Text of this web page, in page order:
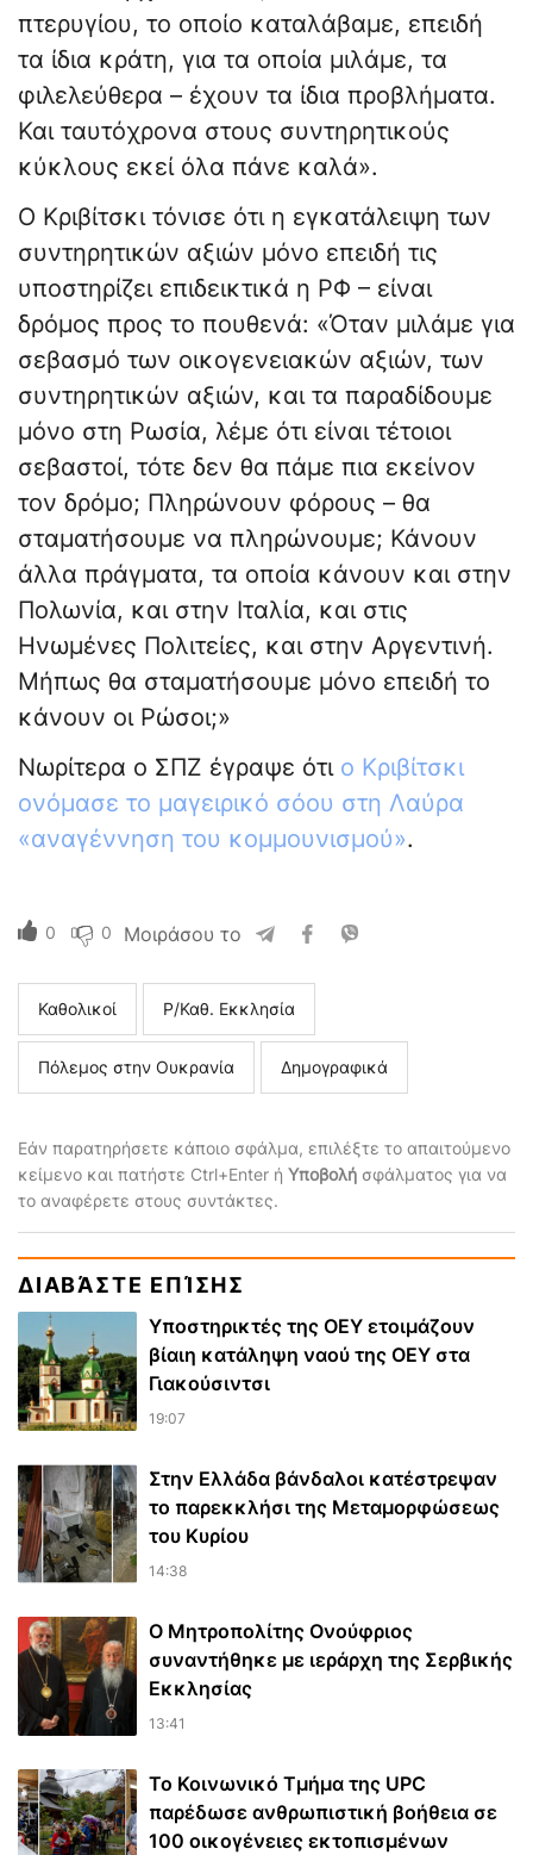
πτερυγίου, το οποίο καταλάβαμε, επειδή
τα ίδια κράτη, για τα οποία μιλάμε, τα
φιλελεύθερα – έχουν τα ίδια προβλήματα.
Και ταυτόχρονα στους συντηρητικούς
κύκλους εκεί όλα πάνε καλά».
Ο Κριβίτσκι τόνισε ότι η εγκατάλειψη των
συντηρητικών αξιών μόνο επειδή τις
υποστηρίζει επιδεικτικά η ΡΦ – είναι
δρόμος προς το πουθενά: «Όταν μιλάμε για
σεβασμό των οικογενειακών αξιών, των
συντηρητικών αξιών, και τα παραδίδουμε
μόνο στη Ρωσία, λέμε ότι είναι τέτοιοι
σεβαστοί, τότε δεν θα πάμε πια εκείνον
τον δρόμο; Πληρώνουν φόρους – θα
σταματήσουμε να πληρώνουμε; Κάνουν
άλλα πράγματα, τα οποία κάνουν και στην
Πολωνία, και στην Ιταλία, και στις
Ηνωμένες Πολιτείες, και στην Αργεντινή.
Μήπως θα σταματήσουμε μόνο επειδή το
κάνουν οι Ρώσοι;»
Νωρίτερα ο ΣΠΖ έγραψε ότι ο Κριβίτσκι
ονόμασε το μαγειρικό σόου στη Λαύρα
«αναγέννηση του κομμουνισμού».
0 0 Μοιράσου το
Καθολικοί Ρ/Καθ. Εκκλησία
Πόλεμος στην Ουκρανία Δημογραφικά
Εάν παρατηρήσετε κάποιο σφάλμα, επιλέξτε το απαιτούμενο
κείμενο και πατήστε Ctrl+Enter ή Υποβολή σφάλματος για να
το αναφέρετε στους συντάκτες.
ΔΙΑΒΆΣΤΕ ΕΠΊΣΗΣ
Υποστηρικτές της ΟΕΥ ετοιμάζουν
βίαιη κατάληψη ναού της ΟΕΥ στα
Γιακούσιντσι
19:07
Στην Ελλάδα βάνδαλοι κατέστρεψαν
το παρεκκλήσι της Μεταμορφώσεως
του Κυρίου
14:38
Ο Μητροπολίτης Ονούφριος
συναντήθηκε με ιεράρχη της Σερβικής
Εκκλησίας
13:41
Το Κοινωνικό Τμήμα της UPC
παρέδωσε ανθρωπιστική βοήθεια σε
100 οικογένειες εκτοπισμένων